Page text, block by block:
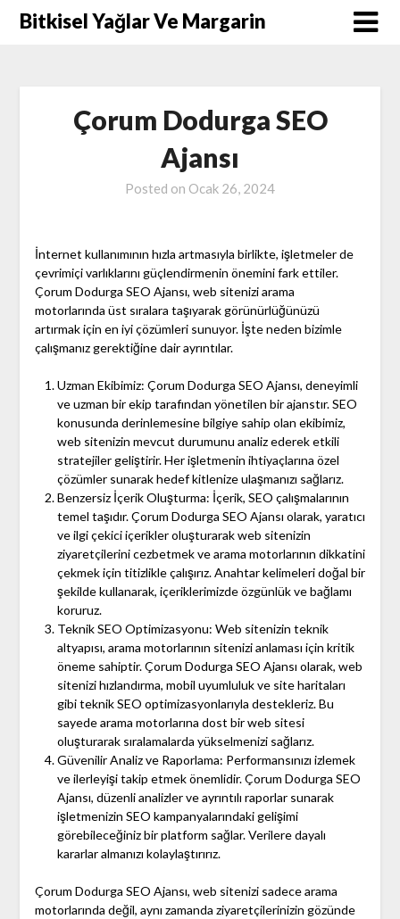
SkipBitkisel Yağlar Ve Margarin
Çorum Dodurga SEO
Ajansı
Posted on Ocak 26, 2024
İnternet kullanımının hızla artmasıyla birlikte, işletmeler de
çevrimiçi varlıklarını güçlendirmenin önemini fark ettiler.
Çorum Dodurga SEO Ajansı, web sitenizi arama
motorlarında üst sıralara taşıyarak görünürlüğünüzü
artırmak için en iyi çözümleri sunuyor. İşte neden bizimle
çalışmanız gerektiğine dair ayrıntılar.
Uzman Ekibimiz: Çorum Dodurga SEO Ajansı, deneyimli
ve uzman bir ekip tarafından yönetilen bir ajanstır. SEO
konusunda derinlemesine bilgiye sahip olan ekibimiz,
web sitenizin mevcut durumunu analiz ederek etkili
stratejiler geliştirir. Her işletmenin ihtiyaçlarına özel
çözümler sunarak hedef kitlenize ulaşmanızı sağlarız.
Benzersiz İçerik Oluşturma: İçerik, SEO çalışmalarının
temel taşıdır. Çorum Dodurga SEO Ajansı olarak, yaratıcı
ve ilgi çekici içerikler oluşturarak web sitenizin
ziyaretçilerini cezbetmek ve arama motorlarının dikkatini
çekmek için titizlikle çalışırız. Anahtar kelimeleri doğal bir
şekilde kullanarak, içeriklerimizde özgünlük ve bağlamı
koruruz.
Teknik SEO Optimizasyonu: Web sitenizin teknik
altyapısı, arama motorlarının sitenizi anlaması için kritik
öneme sahiptir. Çorum Dodurga SEO Ajansı olarak, web
sitenizi hızlandırma, mobil uyumluluk ve site haritaları
gibi teknik SEO optimizasyonlarıyla destekleriz. Bu
sayede arama motorlarına dost bir web sitesi
oluşturarak sıralamalarda yükselmenizi sağlarız.
Güvenilir Analiz ve Raporlama: Performansınızı izlemek
ve ilerleyişi takip etmek önemlidir. Çorum Dodurga SEO
Ajansı, düzenli analizler ve ayrıntılı raporlar sunarak
işletmenizin SEO kampanyalarındaki gelişimi
görebileceğiniz bir platform sağlar. Verilere dayalı
kararlar almanızı kolaylaştırırız.
Çorum Dodurga SEO Ajansı, web sitenizi sadece arama
motorlarında değil, aynı zamanda ziyaretçilerinizin gözünde